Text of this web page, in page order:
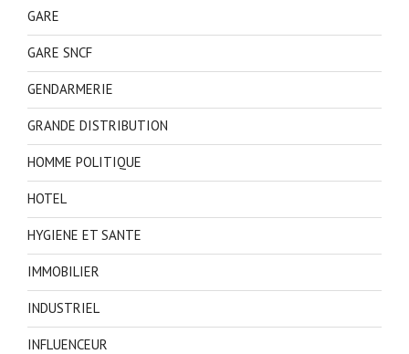
GARE
GARE SNCF
GENDARMERIE
GRANDE DISTRIBUTION
HOMME POLITIQUE
HOTEL
HYGIENE ET SANTE
IMMOBILIER
INDUSTRIEL
INFLUENCEUR